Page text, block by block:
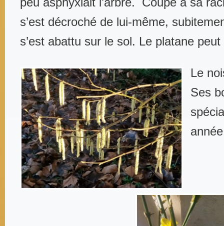
s’est décroché de lui-même,
s’est abattu sur le sol. Le platane
Le
Ses